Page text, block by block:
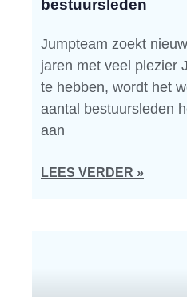
bestuursleden
Jumpteam zoekt
jaren met veel plezier
te hebben, wordt het
aantal bestuursleden
aan
LEES VERDER »